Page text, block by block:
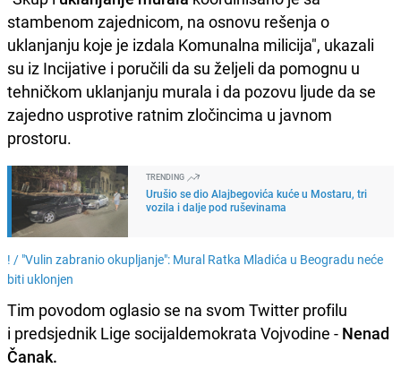
stambenom zajednicom, na osnovu rešenja o
uklanjanju koje je izdala Komunalna milicija", ukazali
su iz Incijative i poručili da su željeli da pomognu u
tehničkom uklanjanju murala i da pozovu ljude da se
zajedno usprotive ratnim zločincima u javnom
prostoru.
TRENDING
Urušio se dio Alajbegovića kuće u Mostaru, tri
vozila i dalje pod ruševinama
! / "Vulin zabranio okupljanje": Mural Ratka Mladića u Beogradu neće
biti uklonjen
Tim povodom oglasio se na svom Twitter profilu
i predsjednik Lige socijaldemokrata Vojvodine - Nenad
Čanak.